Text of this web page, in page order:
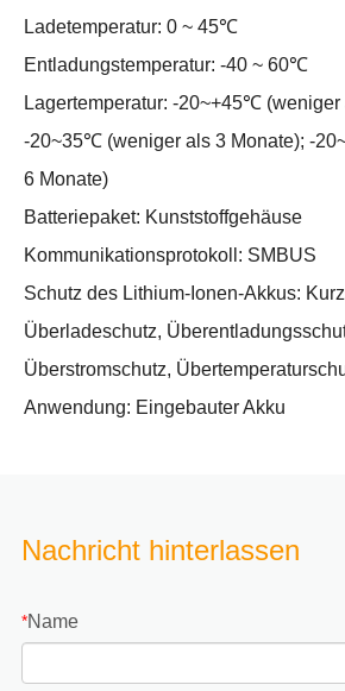
Ladetemperatur: 0 ~ 45℃
Entladungstemperatur: -40 ~ 60℃
Lagertemperatur: -20~+45℃ (weniger
-20~35℃ (weniger als 3 Monate); -
6 Monate)
Batteriepaket: Kunststoffgehäuse
Kommunikationsprotokoll: SMBUS
Schutz des Lithium-Ionen-Akkus:
Überladeschutz,
Überstromschutz,
Anwendung: Eingebauter Akku
Nachricht hinterlassen
*Name